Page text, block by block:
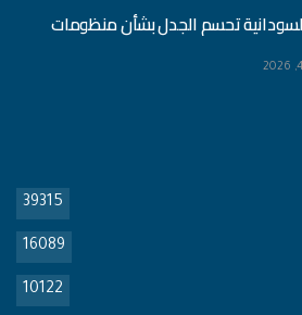
تحسم الجدل بشأن منظومات
39315
16089
10122